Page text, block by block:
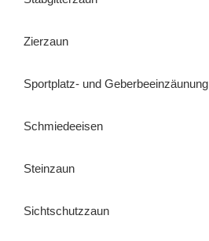
Zierzaun
Sportplatz- und Geberbeeinzäunung
Schmiedeeisen
Steinzaun
Sichtschutzzaun